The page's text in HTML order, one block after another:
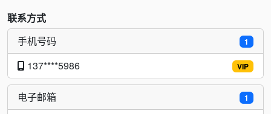
联系方式
1
手机号码
VIP
137****5986
1
电子邮箱